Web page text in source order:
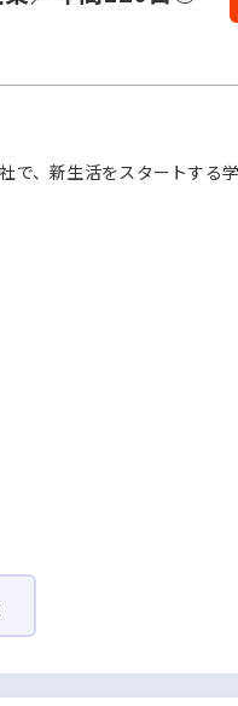
で、新生活をスタートする